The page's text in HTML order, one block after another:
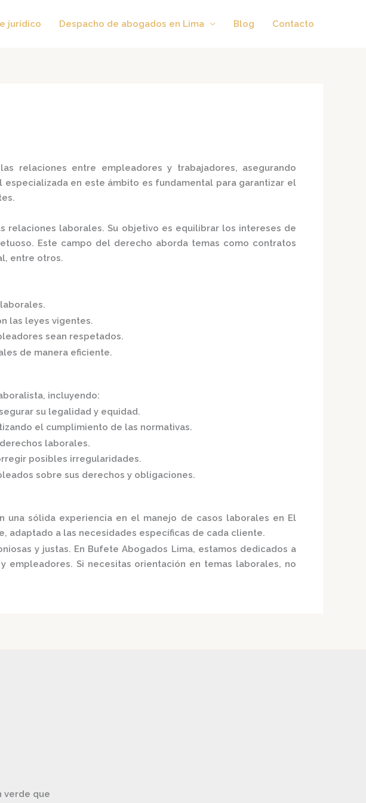
juridico Despacho de abogados en Lima Blog Contacto
relaciones entre empleadores y trabajadores, asegurando
especializada en este ámbito es fundamental para garantizar el
relaciones laborales. Su objetivo es equilibrar los intereses de
Este campo del derecho aborda temas como contratos
entre otros.
las leyes vigentes.
sean respetados.
de manera eficiente.
incluyendo:
su legalidad y equidad.
el cumplimiento de las normativas.
laborales.
posibles irregularidades.
sobre sus derechos y obligaciones.
sólida experiencia en el manejo de casos laborales en El
adaptado a las necesidades específicas de cada cliente.
y justas. En Bufete Abogados Lima, estamos dedicados a
empleadores. Si necesitas orientación en temas laborales, no
verde que